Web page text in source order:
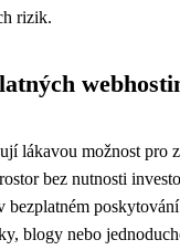
rizik.
lákavou možnost pro
bez nutnosti
blogy nebo